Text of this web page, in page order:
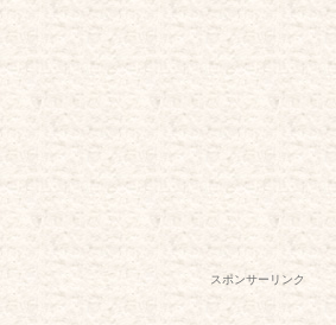
スポンサーリンク